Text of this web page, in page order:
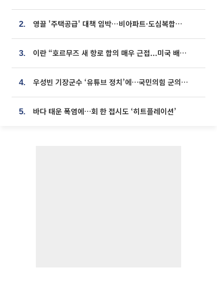
2. 영끌 '주택공급' 대책 임박⋯비아파트·도심복합까지 총동원
3. 이란 “호르무즈 새 항로 합의 매우 근접...미국 배상 먼저”
4. 우성빈 기장군수 ‘유튜브 정치’에…국민의힘 군의원들 집단 반발
5. 바다 태운 폭염에…회 한 접시도 ‘히트플레이션’